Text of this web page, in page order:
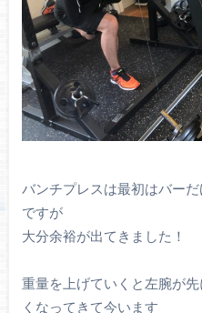
バンチプレスは最初はバー
ですが
大分余裕が出てきました！
重量を上げていくと左腕が
くなってきて今います